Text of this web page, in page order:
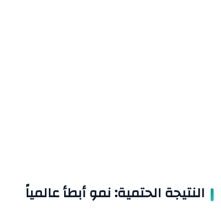
النتيجة الحتمية: نمو أبطأ عالمياً